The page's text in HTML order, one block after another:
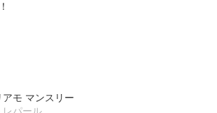
アモ マンスリー